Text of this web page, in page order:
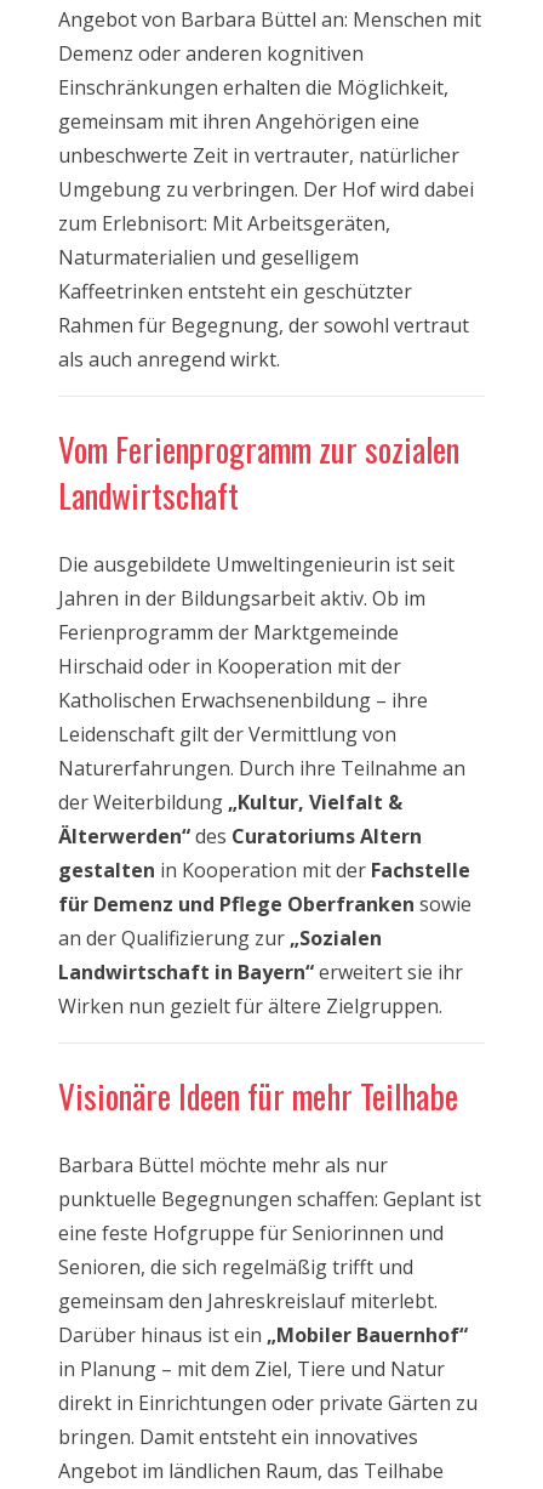
Angebot von Barbara Büttel an: Menschen mit
Demenz oder anderen kognitiven
Einschränkungen erhalten die Möglichkeit,
gemeinsam mit ihren Angehörigen eine
unbeschwerte Zeit in vertrauter, natürlicher
Umgebung zu verbringen. Der Hof wird dabei
zum Erlebnisort: Mit Arbeitsgeräten,
Naturmaterialien und geselligem
Kaffeetrinken entsteht ein geschützter
Rahmen für Begegnung, der sowohl vertraut
als auch anregend wirkt.
Vom Ferienprogramm zur sozialen
Landwirtschaft
Die ausgebildete Umweltingenieurin ist seit
Jahren in der Bildungsarbeit aktiv. Ob im
Ferienprogramm der Marktgemeinde
Hirschaid oder in Kooperation mit der
Katholischen Erwachsenenbildung – ihre
Leidenschaft gilt der Vermittlung von
Naturerfahrungen. Durch ihre Teilnahme an
der Weiterbildung „Kultur, Vielfalt &
Älterwerden“des Curatoriums Altern
gestalten in Kooperation mit der Fachstelle
für Demenz und Pflege Oberfranken sowie
an der Qualifizierung zur „Sozialen
Landwirtschaft in Bayern“erweitert sie ihr
Wirken nun gezielt für ältere Zielgruppen.
Visionäre Ideen für mehr Teilhabe
Barbara Büttel möchte mehr als nur
punktuelle Begegnungen schaffen: Geplant ist
eine feste Hofgruppe für Seniorinnen und
Senioren, die sich regelmäßig trifft und
gemeinsam den Jahreskreislauf miterlebt.
Darüber hinaus ist ein „Mobiler Bauernhof“
in Planung – mit dem Ziel, Tiere und Natur
direkt in Einrichtungen oder private Gärten zu
bringen. Damit entsteht ein innovatives
Angebot im ländlichen Raum, das Teilhabe